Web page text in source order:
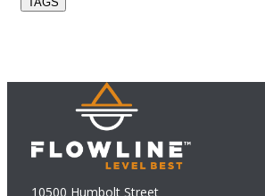
10500 Humbolt Street